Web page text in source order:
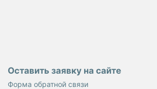
Оставить заявку на сайте
Форма обратной связи